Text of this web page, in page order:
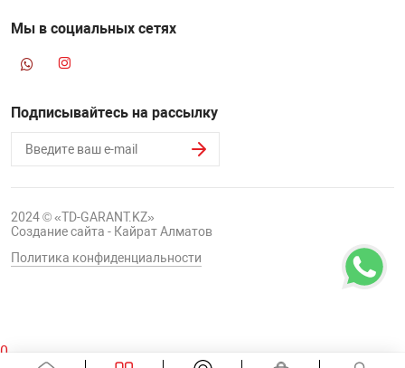
Мы в социальных сетях
Подписывайтесь на рассылку
2024 © «TD-GARANT.KZ»
Создание сайта - Кайрат Алматов
Политика конфиденциальности
0